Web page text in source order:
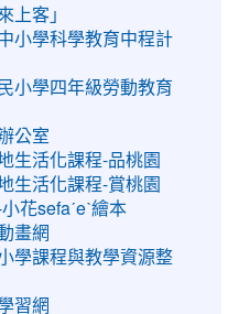
上客」
小學科學教育中程計
小學四年級勞動教育
公室
生活化課程-品桃園
生活化課程-賞桃園
花sefaˊeˋ繪本
畫網
學課程與教學資源整
習網